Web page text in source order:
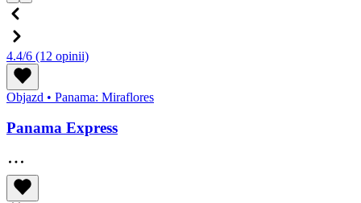
4.4/6 (12 opinii)
Objazd • Panama: Miraflores
Panama Express